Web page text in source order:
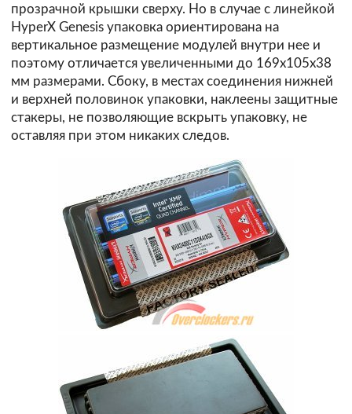
прозрачной крышки сверху. Но в случае с линейкой
HyperX Genesis упаковка ориентирована на
вертикальное размещение модулей внутри нее и
поэтому отличается увеличенными до 169x105x38
мм размерами. Сбоку, в местах соединения нижней
и верхней половинок упаковки, наклеены защитные
стакеры, не позволяющие вскрыть упаковку, не
оставляя при этом никаких следов.